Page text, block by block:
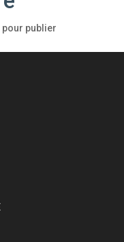
pour publier